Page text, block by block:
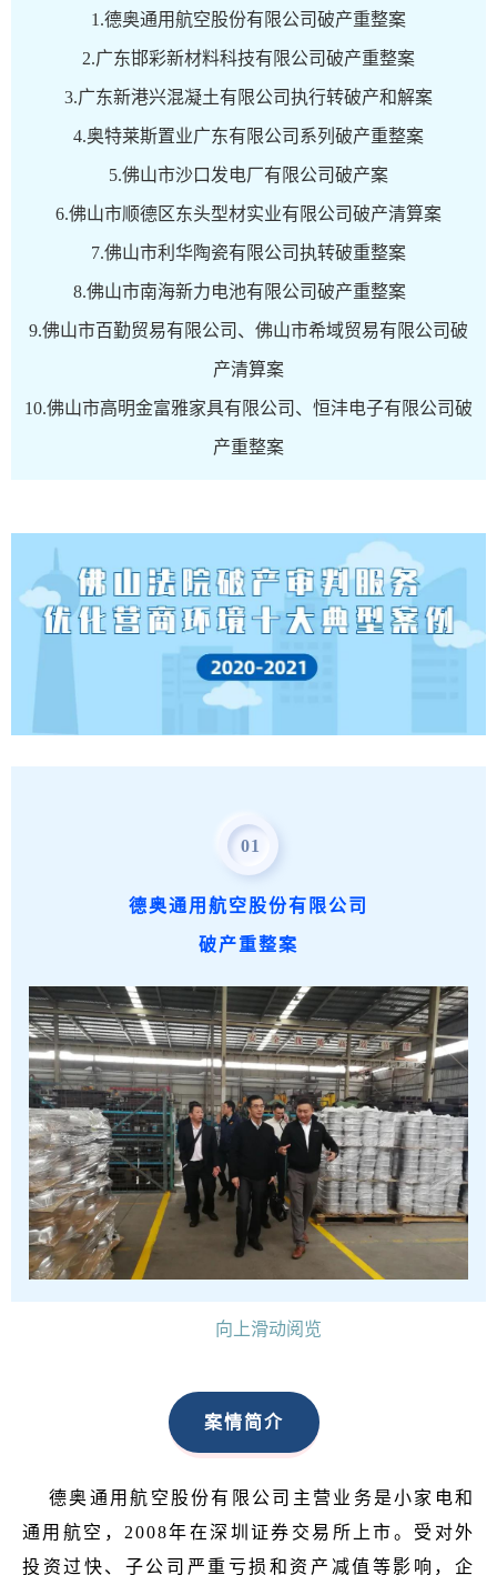
1.德奥通用航空股份有限公司破产重整案
2.广东邯彩新材料科技有限公司破产重整案
3.广东新港兴混凝土有限公司执行转破产和解案
4.奥特莱斯置业广东有限公司系列破产重整案
5.佛山市沙口发电厂有限公司破产案
6.佛山市顺德区东头型材实业有限公司破产清算案
7.佛山市利华陶瓷有限公司执转破重整案
8.佛山市南海新力电池有限公司破产重整案
9.佛山市百勤贸易有限公司、佛山市希域贸易有限公司破
产清算案
10.佛山市高明金富雅家具有限公司、恒沣电子有限公司破
产重整案
01
德奥通用航空股份有限公司
破产重整案
向上滑动阅览
案情简介
德奥通用航空股份有限公司主营业务是小家电和
通用航空，2008年在深圳证券交易所上市。受对外
投资过快、子公司严重亏损和资产减值等影响，企